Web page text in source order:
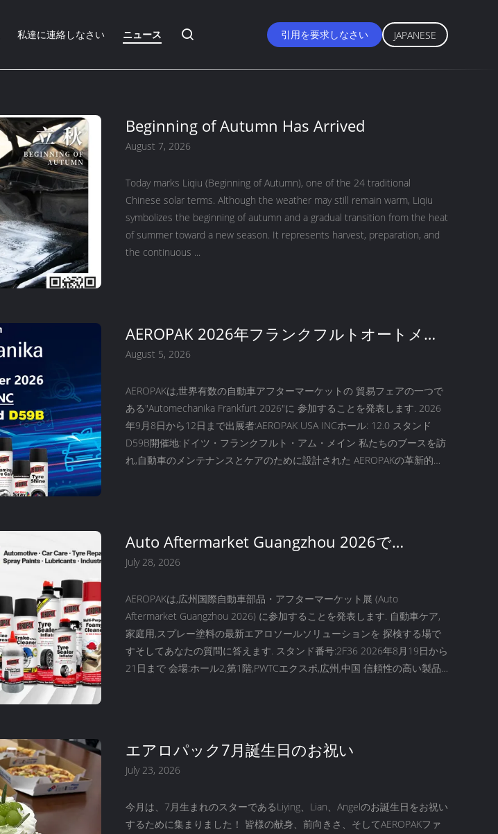
私達に連絡しなさい ニュース 引用を要求しなさい JAPANESE
Beginning of Autumn Has Arrived
August 7, 2026
Today marks Liqiu (Beginning of Autumn), one of the 24 traditional
Chinese solar terms. Although the weather may still remain warm, Liqiu
symbolizes the beginning of autumn and a gradual transition from the heat
of summer toward a new season. It represents harvest, preparation, and
the continuous ...
AEROPAK 2026年フランクフルトオートメカ
ニカ大会 - ドイツでお会いしましょう!
August 5, 2026
AEROPAKは,世界有数の自動車アフターマーケットの 貿易フェアの一つで
ある"Automechanika Frankfurt 2026"に 参加することを発表します. 2026
年9月8日から12日まで出展者:AEROPAK USA INCホール: 12.0 スタンド
D59B開催地:ドイツ・フランクフルト・アム・メイン 私たちのブースを訪
れ,自動車のメンテナンスとケアのために設計された AEROPAKの革新的な
Auto Aftermarket Guangzhou 2026で
AEROPAKにお会いしましょう！
July 28, 2026
AEROPAKは,広州国際自動車部品・アフターマーケット展 (Auto
Aftermarket Guangzhou 2026) に参加することを発表します. 自動車ケア,
家庭用,スプレー塗料の最新エアロソールソリューションを 探検する場で
すそしてあなたの質問に答えます. スタンド番号:2F36 2026年8月19日から
21日まで 会場:ホール2,第1階,PWTCエクスポ,広州,中国 信頼性の高い製品
エアロパック7月誕生日のお祝い
July 23, 2026
今月は、7月生まれのスターであるLiying、Lian、Angelのお誕生日をお祝い
するために集まりました！ 皆様の献身、前向きさ、そしてAEROPAKファ